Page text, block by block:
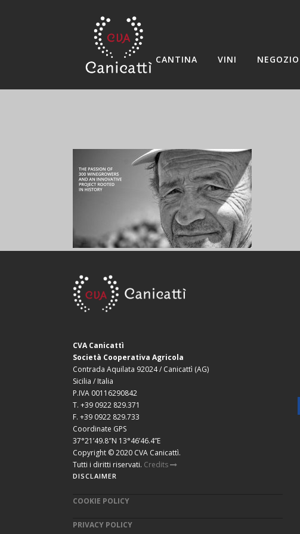
CANTINA VINI NEGOZIO
CVA Canicattì
Società Cooperativa Agricola
Contrada Aquilata 92024 / Canicattì (AG)
Sicilia / Italia
P.IVA 00116290842
T. +39 0922 829.371
F. +39 0922 829.733
Coordinate GPS
37°21’49.8″N 13°46’46.4”E
Copyright © 2020 CVA Canicattì.
Tutti i diritti riservati. Credits
DISCLAIMER
COOKIE POLICY
PRIVACY POLICY